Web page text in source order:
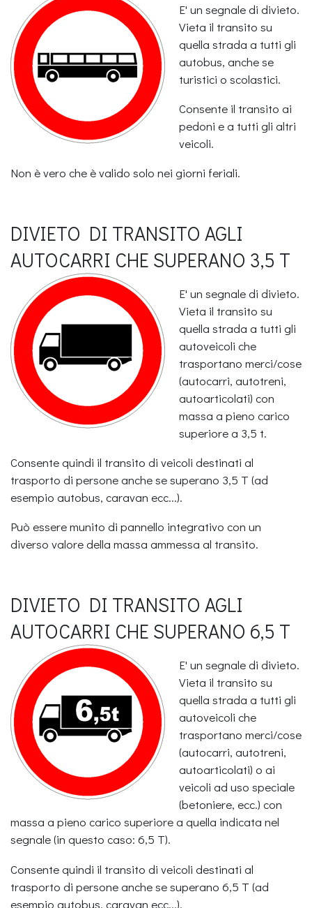
E' un segnale di divieto.
Vieta il transito su
quella strada a tutti gli
autobus, anche se
turistici o scolastici.
Consente il transito ai
pedoni e a tutti gli altri
veicoli.
Non è vero che è valido solo nei giorni feriali.
DIVIETO DI TRANSITO AGLI
AUTOCARRI CHE SUPERANO 3,5 T
E' un segnale di divieto.
Vieta il transito su
quella strada a tutti gli
autoveicoli che
trasportano merci/cose
(autocarri, autotreni,
autoarticolati) con
massa a pieno carico
superiore a 3,5 t.
Consente quindi il transito di veicoli destinati al
trasporto di persone anche se superano 3,5 T (ad
esempio autobus, caravan ecc...).
Può essere munito di pannello integrativo con un
diverso valore della massa ammessa al transito.
DIVIETO DI TRANSITO AGLI
AUTOCARRI CHE SUPERANO 6,5 T
E' un segnale di divieto.
Vieta il transito su
quella strada a tutti gli
autoveicoli che
trasportano merci/cose
(autocarri, autotreni,
autoarticolati) o ai
veicoli ad uso speciale
(betoniere, ecc.) con
massa a pieno carico superiore a quella indicata nel
segnale (in questo caso: 6,5 T).
Consente quindi il transito di veicoli destinati al
trasporto di persone anche se superano 6,5 T (ad
esempio autobus, caravan ecc...).